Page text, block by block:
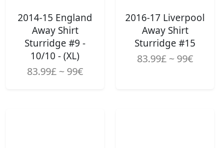
2014-15 England
Away Shirt
Sturridge #9 -
10/10 - (XL)
83.99£ ~ 99€
2016-17 Liverpool
Away Shirt
Sturridge #15
83.99£ ~ 99€